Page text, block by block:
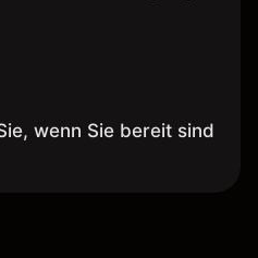
wenn Sie bereit sind